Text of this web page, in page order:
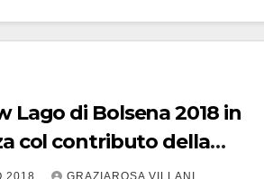
Lago di Bolsena 2018 in
col contributo della
Costiera
2018 GRAZIAROSA VILLANI